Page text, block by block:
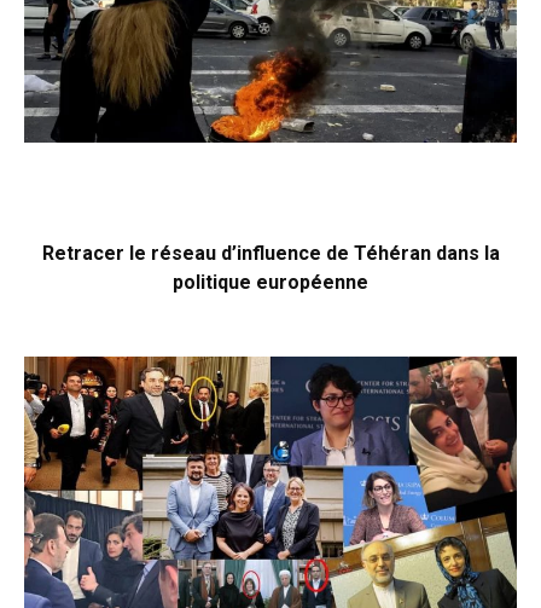
Retracer le réseau d’influence de Téhéran dans la
politique européenne